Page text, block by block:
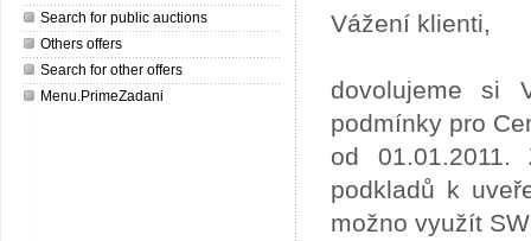
Search for public auctions
Others offers
Search for other offers
Menu.PrimeZadani
Vážení klienti,
dovolujeme si
podmínky pro
od 01.01.2011.
podkladů k
možno využít